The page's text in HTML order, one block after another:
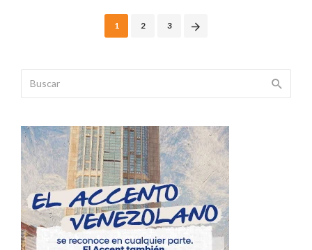
1 2 3